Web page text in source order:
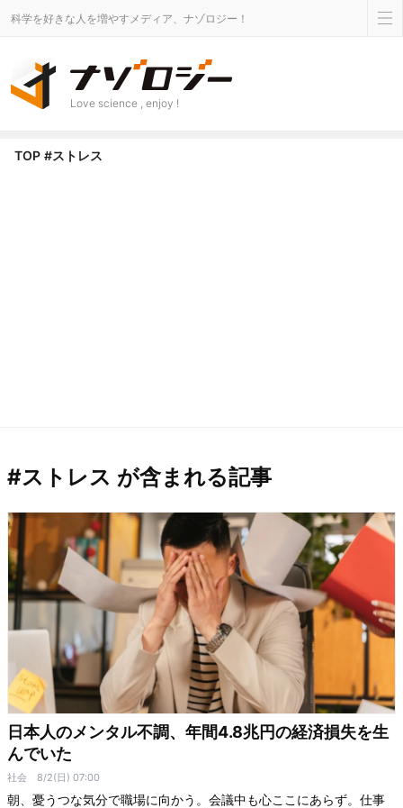
科学を好きな人を増やすメディア、ナゾロジー！
Love science , enjoy !
TOP #ストレス
#ストレス が含まれる記事
日本人のメンタル不調、年間4.8兆円の経済損失を生
んでいた
社会 8/2(日) 07:00
朝、憂うつな気分で職場に向かう。会議中も心ここにあらず。仕事